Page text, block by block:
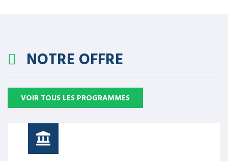
NOTRE OFFRE
VOIR TOUS LES PROGRAMMES